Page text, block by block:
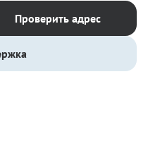
Проверить адрес